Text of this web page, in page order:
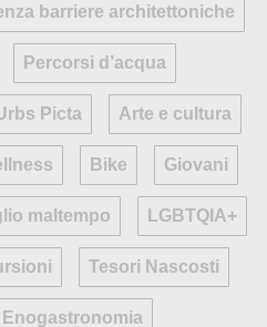
barriere architettoniche
Percorsi d’acqua
Picta Arte e cultura
Bike Giovani
maltempo LGBTQIA+
Tesori Nascosti
Enogastronomia